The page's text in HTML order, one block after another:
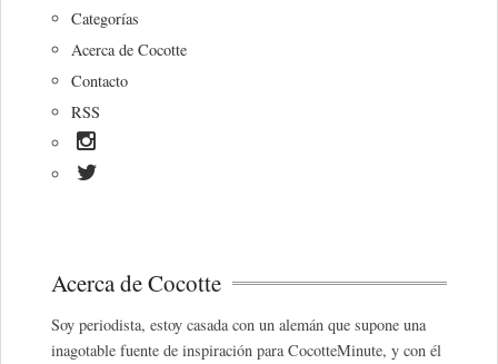
Categorías
Acerca de Cocotte
Contacto
RSS
Acerca de Cocotte
Soy periodista, estoy casada con un alemán que supone una
inagotable fuente de inspiración para CocotteMinute, y con él